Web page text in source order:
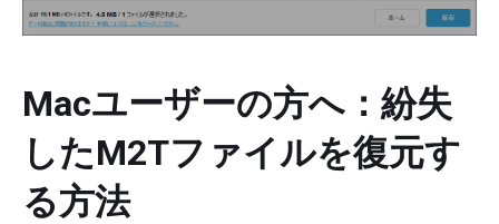
Macユーザーの方へ：紛失
したM2Tファイルを復元す
る方法